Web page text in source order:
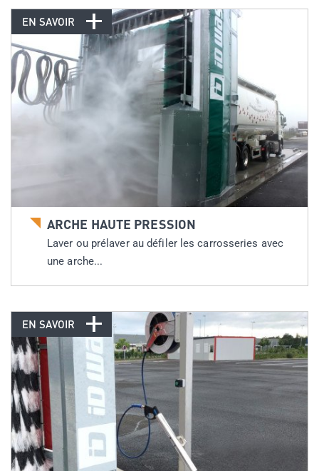
ARCHE HAUTE PRESSION
Laver ou prélaver au défiler les carrosseries avec
une arche...
EN SAVOIR
EN SAVOIR